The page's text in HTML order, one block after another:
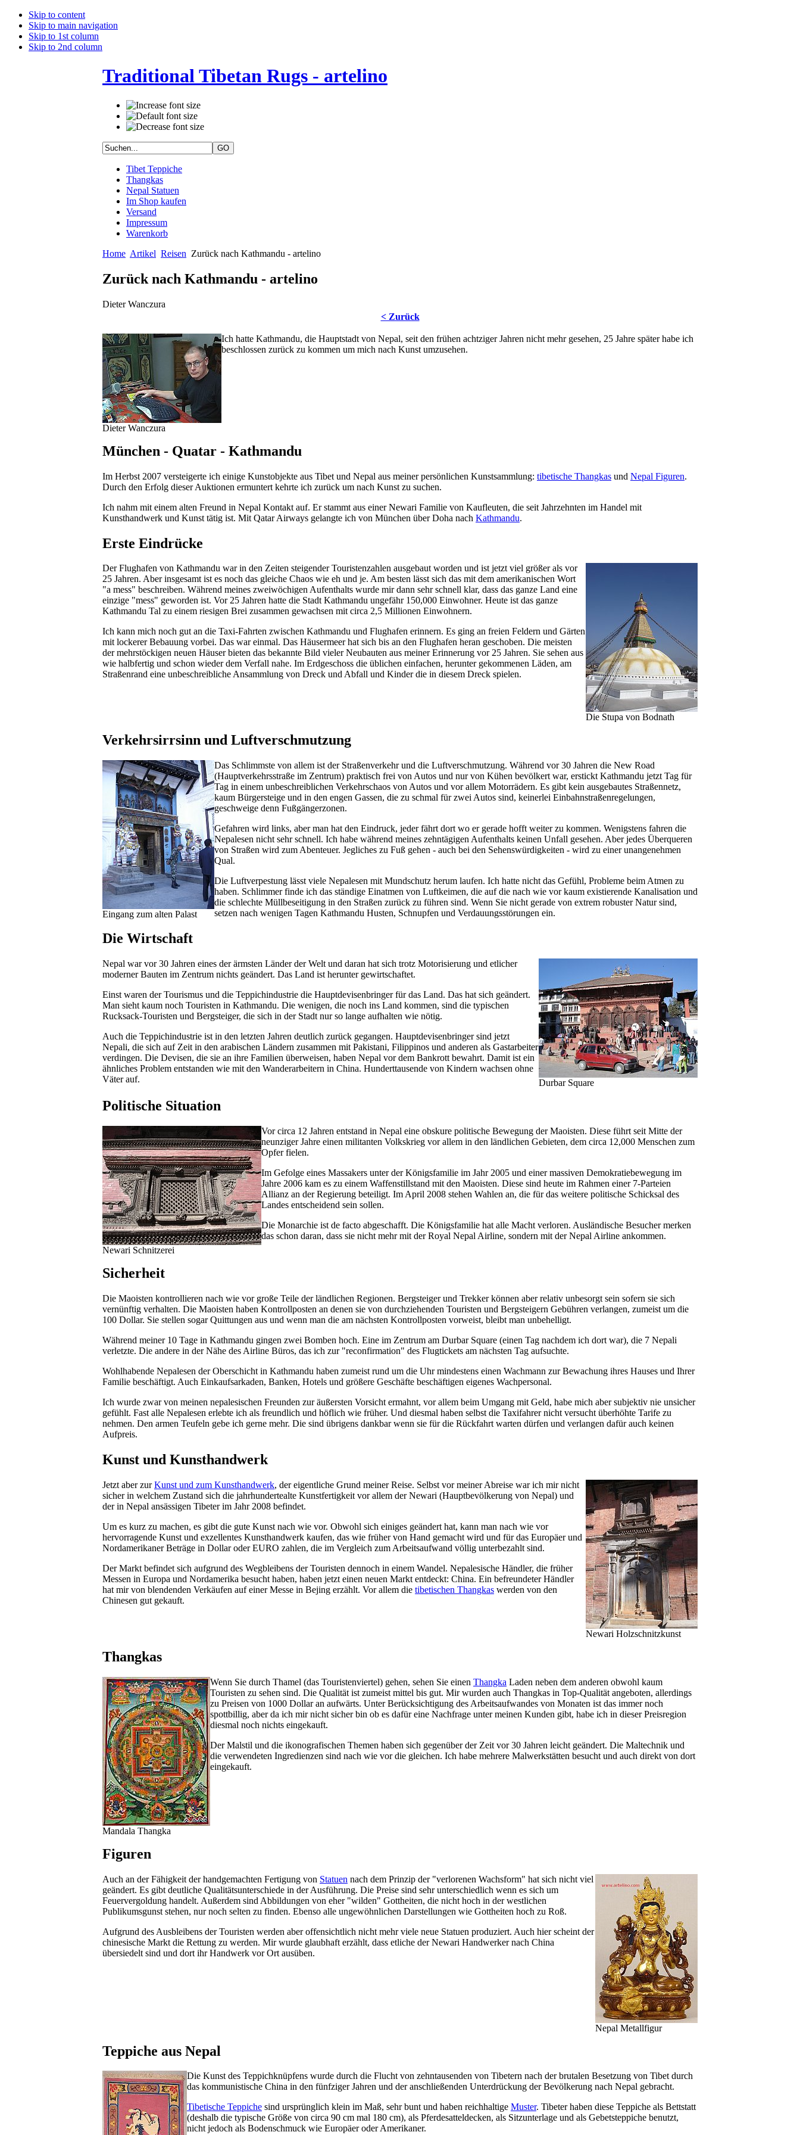
Skip to content
Skip to main navigation
Skip to 1st column
Skip to 2nd column
Traditional Tibetan Rugs - artelino
Tibet Teppiche
Thangkas
Nepal Statuen
Im Shop kaufen
Versand
Impressum
Warenkorb
Home Artikel Reisen Zurück nach Kathmandu - artelino
Zurück nach Kathmandu - artelino
Dieter Wanczura
< Zurück
Dieter Wanczura
Ich hatte Kathmandu, die Hauptstadt von Nepal, seit den frühen achtziger Jahren nicht mehr gesehen, 25 Jahre später habe ich
beschlossen zurück zu kommen um mich nach Kunst umzusehen.
München - Quatar - Kathmandu
Im Herbst 2007 versteigerte ich einige Kunstobjekte aus Tibet und Nepal aus meiner persönlichen Kunstsammlung: tibetische Thangkas und Nepal Figuren.
Durch den Erfolg dieser Auktionen ermuntert kehrte ich zurück um nach Kunst zu suchen.
Ich nahm mit einem alten Freund in Nepal Kontakt auf. Er stammt aus einer Newari Familie von Kaufleuten, die seit Jahrzehnten im Handel mit
Kunsthandwerk und Kunst tätig ist. Mit Qatar Airways gelangte ich von München über Doha nach Kathmandu.
Erste Eindrücke
Die Stupa von Bodnath
Der Flughafen von Kathmandu war in den Zeiten steigender Touristenzahlen ausgebaut worden und ist jetzt viel größer als vor
25 Jahren. Aber insgesamt ist es noch das gleiche Chaos wie eh und je. Am besten lässt sich das mit dem amerikanischen Wort
"a mess" beschreiben. Während meines zweiwöchigen Aufenthalts wurde mir dann sehr schnell klar, dass das ganze Land eine
einzige "mess" geworden ist. Vor 25 Jahren hatte die Stadt Kathmandu ungefähr 150,000 Einwohner. Heute ist das ganze
Kathmandu Tal zu einem riesigen Brei zusammen gewachsen mit circa 2,5 Millionen Einwohnern.
Ich kann mich noch gut an die Taxi-Fahrten zwischen Kathmandu und Flughafen erinnern. Es ging an freien Feldern und Gärten
mit lockerer Bebauung vorbei. Das war einmal. Das Häusermeer hat sich bis an den Flughafen heran geschoben. Die meisten
der mehrstöckigen neuen Häuser bieten das bekannte Bild vieler Neubauten aus meiner Erinnerung vor 25 Jahren. Sie sehen aus
wie halbfertig und schon wieder dem Verfall nahe. Im Erdgeschoss die üblichen einfachen, herunter gekommenen Läden, am
Straßenrand eine unbeschreibliche Ansammlung von Dreck und Abfall und Kinder die in diesem Dreck spielen.
Verkehrsirrsinn und Luftverschmutzung
Eingang zum alten Palast
Das Schlimmste von allem ist der Straßenverkehr und die Luftverschmutzung. Während vor 30 Jahren die New Road
(Hauptverkehrsstraße im Zentrum) praktisch frei von Autos und nur von Kühen bevölkert war, erstickt Kathmandu jetzt Tag für
Tag in einem unbeschreiblichen Verkehrschaos von Autos und vor allem Motorrädern. Es gibt kein ausgebautes Straßennetz,
kaum Bürgersteige und in den engen Gassen, die zu schmal für zwei Autos sind, keinerlei Einbahnstraßenregelungen,
geschweige denn Fußgängerzonen.
Gefahren wird links, aber man hat den Eindruck, jeder fährt dort wo er gerade hofft weiter zu kommen. Wenigstens fahren die
Nepalesen nicht sehr schnell. Ich habe während meines zehntägigen Aufenthalts keinen Unfall gesehen. Aber jedes Überqueren
von Straßen wird zum Abenteuer. Jegliches zu Fuß gehen - auch bei den Sehenswürdigkeiten - wird zu einer unangenehmen
Qual.
Die Luftverpestung lässt viele Nepalesen mit Mundschutz herum laufen. Ich hatte nicht das Gefühl, Probleme beim Atmen zu
haben. Schlimmer finde ich das ständige Einatmen von Luftkeimen, die auf die nach wie vor kaum existierende Kanalisation und
die schlechte Müllbeseitigung in den Straßen zurück zu führen sind. Wenn Sie nicht gerade von extrem robuster Natur sind,
setzen nach wenigen Tagen Kathmandu Husten, Schnupfen und Verdauungsstörungen ein.
Die Wirtschaft
Durbar Square
Nepal war vor 30 Jahren eines der ärmsten Länder der Welt und daran hat sich trotz Motorisierung und etlicher
moderner Bauten im Zentrum nichts geändert. Das Land ist herunter gewirtschaftet.
Einst waren der Tourismus und die Teppichindustrie die Hauptdevisenbringer für das Land. Das hat sich geändert.
Man sieht kaum noch Touristen in Kathmandu. Die wenigen, die noch ins Land kommen, sind die typischen
Rucksack-Touristen und Bergsteiger, die sich in der Stadt nur so lange aufhalten wie nötig.
Auch die Teppichindustrie ist in den letzten Jahren deutlich zurück gegangen. Hauptdevisenbringer sind jetzt
Nepali, die sich auf Zeit in den arabischen Ländern zusammen mit Pakistani, Filippinos und anderen als Gastarbeiter
verdingen. Die Devisen, die sie an ihre Familien überweisen, haben Nepal vor dem Bankrott bewahrt. Damit ist ein
ähnliches Problem entstanden wie mit den Wanderarbeitern in China. Hunderttausende von Kindern wachsen ohne
Väter auf.
Politische Situation
Newari Schnitzerei
Vor circa 12 Jahren entstand in Nepal eine obskure politische Bewegung der Maoisten. Diese führt seit Mitte der
neunziger Jahre einen militanten Volkskrieg vor allem in den ländlichen Gebieten, dem circa 12,000 Menschen zum
Opfer fielen.
Im Gefolge eines Massakers unter der Königsfamilie im Jahr 2005 und einer massiven Demokratiebewegung im
Jahre 2006 kam es zu einem Waffenstillstand mit den Maoisten. Diese sind heute im Rahmen einer 7-Parteien
Allianz an der Regierung beteiligt. Im April 2008 stehen Wahlen an, die für das weitere politische Schicksal des
Landes entscheidend sein sollen.
Die Monarchie ist de facto abgeschafft. Die Königsfamilie hat alle Macht verloren. Ausländische Besucher merken
das schon daran, dass sie nicht mehr mit der Royal Nepal Airline, sondern mit der Nepal Airline ankommen.
Sicherheit
Die Maoisten kontrollieren nach wie vor große Teile der ländlichen Regionen. Bergsteiger und Trekker können aber relativ unbesorgt sein sofern sie sich
vernünftig verhalten. Die Maoisten haben Kontrollposten an denen sie von durchziehenden Touristen und Bergsteigern Gebühren verlangen, zumeist um die
100 Dollar. Sie stellen sogar Quittungen aus und wenn man die am nächsten Kontrollposten vorweist, bleibt man unbehelligt.
Während meiner 10 Tage in Kathmandu gingen zwei Bomben hoch. Eine im Zentrum am Durbar Square (einen Tag nachdem ich dort war), die 7 Nepali
verletzte. Die andere in der Nähe des Airline Büros, das ich zur "reconfirmation" des Flugtickets am nächsten Tag aufsuchte.
Wohlhabende Nepalesen der Oberschicht in Kathmandu haben zumeist rund um die Uhr mindestens einen Wachmann zur Bewachung ihres Hauses und Ihrer
Familie beschäftigt. Auch Einkaufsarkaden, Banken, Hotels und größere Geschäfte beschäftigen eigenes Wachpersonal.
Ich wurde zwar von meinen nepalesischen Freunden zur äußersten Vorsicht ermahnt, vor allem beim Umgang mit Geld, habe mich aber subjektiv nie unsicher
gefühlt. Fast alle Nepalesen erlebte ich als freundlich und höflich wie früher. Und diesmal haben selbst die Taxifahrer nicht versucht überhöhte Tarife zu
nehmen. Den armen Teufeln gebe ich gerne mehr. Die sind übrigens dankbar wenn sie für die Rückfahrt warten dürfen und verlangen dafür auch keinen
Aufpreis.
Kunst und Kunsthandwerk
Newari Holzschnitzkunst
Jetzt aber zurKunst und zum Kunsthandwerk, der eigentliche Grund meiner Reise. Selbst vor meiner Abreise war ich mir nicht
sicher in welchem Zustand sich die jahrhundertealte Kunstfertigkeit vor allem der Newari (Hauptbevölkerung von Nepal) und
der in Nepal ansässigen Tibeter im Jahr 2008 befindet.
Um es kurz zu machen, es gibt die gute Kunst nach wie vor. Obwohl sich einiges geändert hat, kann man nach wie vor
hervorragende Kunst und exzellentes Kunsthandwerk kaufen, das wie früher von Hand gemacht wird und für das Europäer und
Nordamerikaner Beträge in Dollar oder EURO zahlen, die im Vergleich zum Arbeitsaufwand völlig unterbezahlt sind.
Der Markt befindet sich aufgrund des Wegbleibens der Touristen dennoch in einem Wandel. Nepalesische Händler, die früher
Messen in Europa und Nordamerika besucht haben, haben jetzt einen neuen Markt entdeckt: China. Ein befreundeter Händler
hat mir von blendenden Verkäufen auf einer Messe in Bejing erzählt. Vor allem die tibetischen Thangkas werden von den
Chinesen gut gekauft.
Thangkas
Mandala Thangka
Wenn Sie durch Thamel (das Touristenviertel) gehen, sehen Sie einen Thangka Laden neben dem anderen obwohl kaum
Touristen zu sehen sind. Die Qualität ist zumeist mittel bis gut. Mir wurden auch Thangkas in Top-Qualität angeboten, allerdings
zu Preisen von 1000 Dollar an aufwärts. Unter Berücksichtigung des Arbeitsaufwandes von Monaten ist das immer noch
spottbillig, aber da ich mir nicht sicher bin ob es dafür eine Nachfrage unter meinen Kunden gibt, habe ich in dieser Preisregion
diesmal noch nichts eingekauft.
Der Malstil und die ikonografischen Themen haben sich gegenüber der Zeit vor 30 Jahren leicht geändert. Die Maltechnik und
die verwendeten Ingredienzen sind nach wie vor die gleichen. Ich habe mehrere Malwerkstätten besucht und auch direkt von dort
eingekauft.
Figuren
Nepal Metallfigur
Auch an der Fähigkeit der handgemachten Fertigung von Statuen nach dem Prinzip der "verlorenen Wachsform" hat sich nicht viel
geändert. Es gibt deutliche Qualitätsunterschiede in der Ausführung. Die Preise sind sehr unterschiedlich wenn es sich um
Feuervergoldung handelt. Außerdem sind Abbildungen von eher "wilden" Gottheiten, die nicht hoch in der westlichen
Publikumsgunst stehen, nur noch selten zu finden. Ebenso alle ungewöhnlichen Darstellungen wie Gottheiten hoch zu Roß.
Aufgrund des Ausbleibens der Touristen werden aber offensichtlich nicht mehr viele neue Statuen produziert. Auch hier scheint der
chinesische Markt die Rettung zu werden. Mir wurde glaubhaft erzählt, dass etliche der Newari Handwerker nach China
übersiedelt sind und dort ihr Handwerk vor Ort ausüben.
Teppiche aus Nepal
Die Kunst des Teppichknüpfens wurde durch die Flucht von zehntausenden von Tibetern nach der brutalen Besetzung von Tibet durch
das kommunistische China in den fünfziger Jahren und der anschließenden Unterdrückung der Bevölkerung nach Nepal gebracht.
Tibetische Teppiche sind ursprünglich klein im Maß, sehr bunt und haben reichhaltige Muster. Tibeter haben diese Teppiche als Bettstatt
(deshalb die typische Größe von circa 90 cm mal 180 cm), als Pferdesatteldecken, als Sitzunterlage und als Gebetsteppiche benutzt,
nicht jedoch als Bodenschmuck wie Europäer oder Amerikaner.